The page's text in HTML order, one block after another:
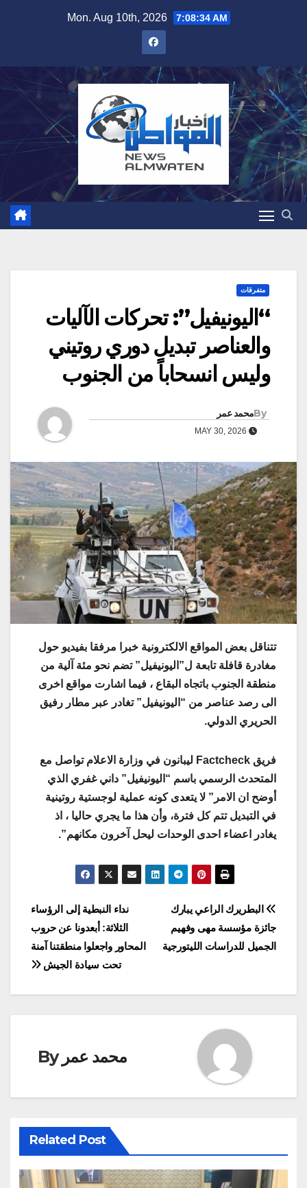
Mon. Aug 10th, 2026 7:08:35 AM
متفرقات
“اليونيفيل”: تحركات الآليات
والعناصر تبديل دوري روتيني
وليس انسحاباً من الجنوب
Byمحمد عمر
تتناقل بعض المواقع الالكترونية خبرا مرفقا بفيديو حول
مغادرة قافلة تابعة ل”اليونيفيل” تضم نحو مئة آلية من
منطقة الجنوب باتجاه البقاع ، فيما اشارت مواقع اخرى
الى رصد عناصر من “اليونيفيل” تغادر عبر مطار رفيق
الحريري الدولي.
فريق Factcheck ليبانون في وزارة الاعلام تواصل مع
المتحدث الرسمي باسم “اليونيفيل” داني غفري الذي
أوضح ان الامر” لا يتعدى كونه عملية لوجستية روتينية
في التبديل تتم كل فترة، وأن هذا ما يجري حاليا ، اذ
يغادر اعضاء احدى الوحدات ليحل آخرون مكانهم”.
Post
navigation
نداء النبطية إلى الرؤساء
الثلاثة: أبعدونا عن حروب
المحاور واجعلوا منطقتنا آمنة
تحت سيادة الجيش
البطريرك الراعي يبارك
جائزة مؤسسة مهى وفهيم
الجميل للدراسات الليتورجية
By محمد عمر
Related Post